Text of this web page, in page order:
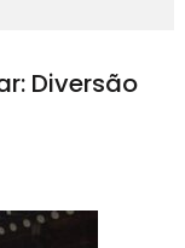
Diversão